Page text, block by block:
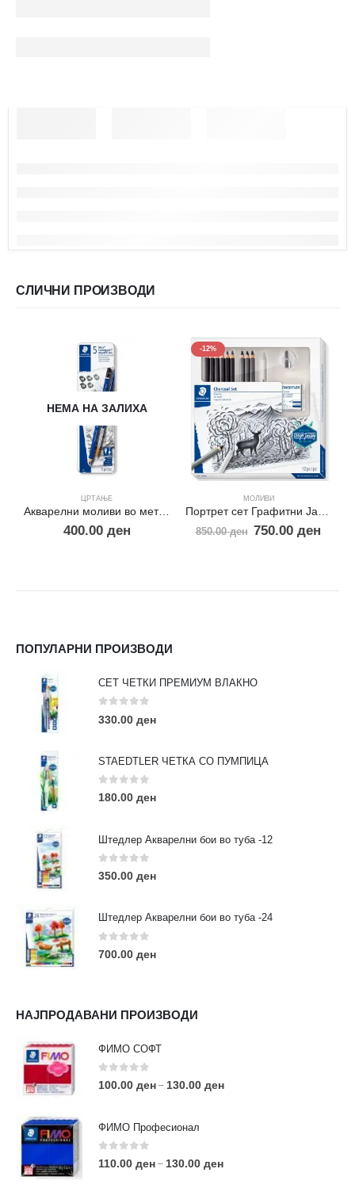
СЛИЧНИ ПРОИЗВОДИ
НЕМА НА ЗАЛИХА
ЦРТАЊЕ
Акварелни моливи во метална кутија
400.00 ден
-12%
МОЛИВИ
Портрет сет Графитни Јаглени
850.00ден 750.00ден
ПОПУЛАРНИ ПРОИЗВОДИ
СЕТ ЧЕТКИ ПРЕМИУМ ВЛАКНО
0 out of 5
330.00 ден
STAEDTLER ЧЕТКА СО ПУМПИЦА
0 out of 5
180.00 ден
Штедлер Акварелни бои во туба -12
0out of 5
350.00 ден
Штедлер Акварелни бои во туба -24
0out of 5
700.00 ден
НАЈПРОДАВАНИ ПРОИЗВОДИ
ФИМО СОФТ
0 out of 5
100.00 ден – 130.00 ден
ФИМО Професионал
0out of 5
110.00 ден – 130.00 ден